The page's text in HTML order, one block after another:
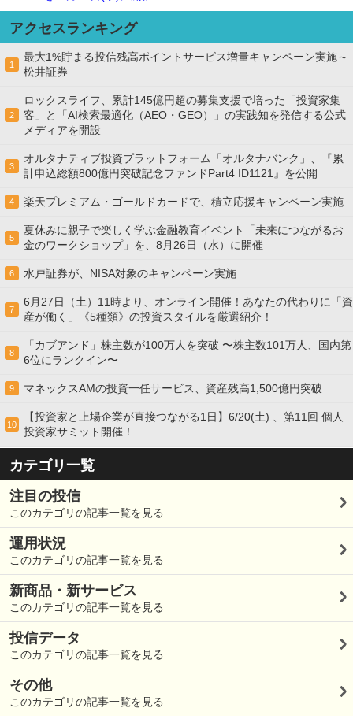
アクセスランキング
1
最大1%貯まる投信残高ポイントサービス増量キャンペーン実施～
松井証券
2
ロックスライフ、累計145億円超の募集支援で培った「投資家集
客」と「AI検索最適化（AEO・GEO）」の実践知を発信する公式
メディアを開設
3
オルタナティブ投資プラットフォーム「オルタナバンク」、『累
計申込総額800億円突破記念ファンドPart4 ID1121』を公開
4 楽天プレミアム・ゴールドカードで、積立応援キャンペーン実施
5
夏休みに親子で楽しく学ぶ金融教育イベント「未来につながるお
金のワークショップ」を、8月26日（水）に開催
6 水戸証券が、NISA対象のキャンペーン実施
7
6月27日（土）11時より、オンライン開催！あなたの代わりに「資
産が働く」《5種類》の投資スタイルを厳選紹介！
8
「カブアンド」株主数が100万人を突破 〜株主数101万人、国内第
6位にランクイン〜
9 マネックスAMの投資一任サービス、資産残高1,500億円突破
10
【投資家と上場企業が直接つながる1日】6/20(土) 、第11回 個人
投資家サミット開催！
カテゴリ一覧
注目の投信
このカテゴリの記事一覧を見る
運用状況
このカテゴリの記事一覧を見る
新商品・新サービス
このカテゴリの記事一覧を見る
投信データ
このカテゴリの記事一覧を見る
その他
このカテゴリの記事一覧を見る